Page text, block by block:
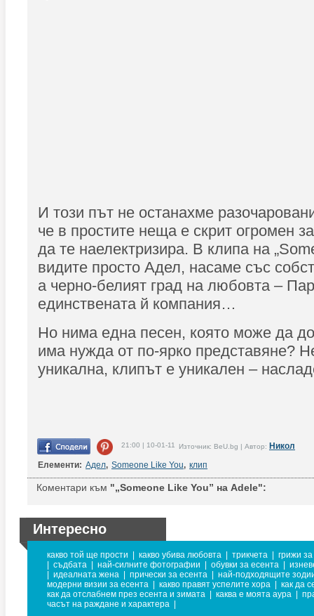
И този път не останахме
че в простите неща е скрит огромен
да те наелектризира. В клипа на
видите просто Адел, насаме със
а черно-белият град на любовта –
единствената й компания…
Но нима една песен, която може да
има нужда от по-ярко представяне?
уникална, клипът е уникален –
21:00 | 10-01-11 Източник: BeU.bg | Автор: Никол
Елементи: Адел, Someone Like You, клип
Коментари към "„Someone Like You” на Adele":
Интересно
какво той ще прости какво убива любовта трикчета
грижи
съдбата най-силните фотографии обувки за есента
идеалната жена прически за есента
най-подходящите
модерни визии за есента
какво правят успелите хора
как да
как да отслабнем през есента и зимата
каква е моята аура
часът на раждане и характера